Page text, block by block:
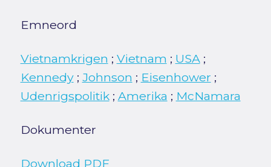
Emneord
Vietnamkrigen ; Vietnam ; USA;
Kennedy; Johnson ; Eisenhower ;
Udenrigspolitik; Amerika ; McNamara
Dokumenter
Download PDF